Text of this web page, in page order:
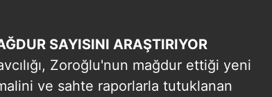
SAYISINI ARAŞTIRIYOR
Zoroğlu'nun mağdur ettiği yeni
ve sahte raporlarla tutuklanan